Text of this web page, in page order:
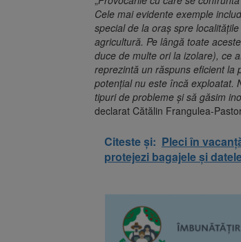
Cele mai evidente exemple
special de la oraș spre
agricultură. Pe lângă toate
duce de multe ori la izolare), ce
reprezintă un răspuns eficient la
potențial nu este încă exploatat.
tipuri de probleme și să găsim
declarat Cătălin Frangulea-
Citeste și: Pleci în
protejezi bagajele și